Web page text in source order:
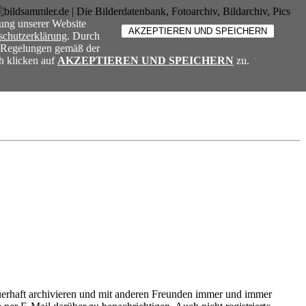
unserer Website
. Durch
gemäß der
klicken auf AKZEPTIEREN UND SPEICHERNzu.
archivieren und mit anderen Freunden immer und immer